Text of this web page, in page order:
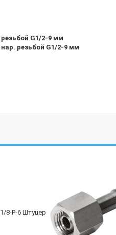
G1/2-9 мм
резьбой G1/2-9 мм